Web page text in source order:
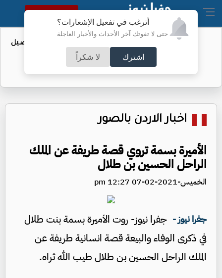
أترغب في تفعيل الإشعارات؟
حتى لا تفوتك آخر الأحداث والأخبار العاجلة
اشترك لا شكراً
النسخة الكاملة
عطاء حكومي لتعزيز مخزون النفط - تفاصيل
اخبار الاردن بالصور
الأميرة بسمة تروي قصة طريفة عن الملك
الراحل الحسين بن طلال
الخميس-2021-02-07 12:27 pm
جفرا نيوز - جفرا نيوز- روت الأميرة بسمة بنت طلال
في ذكرى الوفاء والبيعة قصة انسانية طريفة عن
الملك الراحل الحسين بن طلال طيب الله ثراه.